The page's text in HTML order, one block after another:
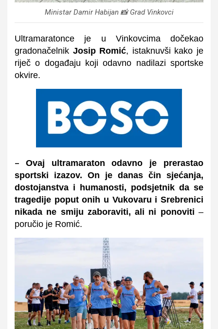
Ministar Damir Habijan 📸 Grad Vinkovci
Ultramaratonce je u Vinkovcima dočekao
gradonačelnik Josip Romić, istaknuvši kako je
riječ o događaju koji odavno nadilazi sportske
okvire.
– Ovaj ultramaraton odavno je prerastao
sportski izazov. On je danas čin sjećanja,
dostojanstva i humanosti, podsjetnik da se
tragedije poput onih u Vukovaru i Srebrenici
nikada ne smiju zaboraviti, ali ni ponoviti –
poručio je Romić.